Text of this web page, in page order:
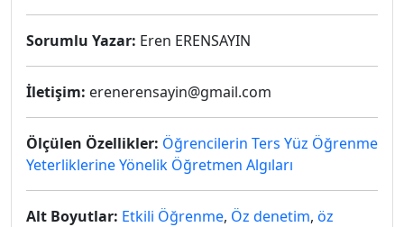
Sorumlu Yazar: Eren ERENSAYIN
İletişim: erenerensayin@gmail.com
Ölçülen Özellikler: Öğrencilerin Ters Yüz Öğrenme
Yeterliklerine Yönelik Öğretmen Algıları
Alt Boyutlar: Etkili Öğrenme, Öz denetim, öz